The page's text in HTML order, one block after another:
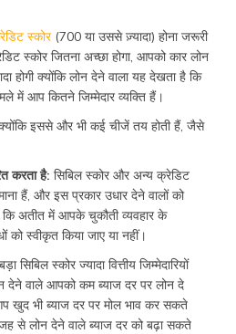
स्कोर(700 या उससे ज़्यादा) होना जरूरी
स्कोर जितना अच्छा होगा, आपको कार लोन
होगी क्योंकि लोन देने वाला यह देखता है कि
में आप कितने जिम्मेदार व्यक्ति हैं।
इससे और भी कई चीजें तय होती हैं, जैसे
करता है: सिबिल स्कोर और अन्य क्रेडिट
हैं, और इस प्रकार उधार देने वालों को
अतीत में आपके चुकौती व्यवहार के
स्वीकृत किया जाए या नहीं।
सिबिल स्कोर ज्यादा वित्तीय जिम्मेदारियों
देने वाले आपको कम ब्याज दर पर लोन दे
खुद भी ब्याज दर पर मोल भाव कर सकते
से लोन देने वाले ब्याज दर को बढ़ा सकते